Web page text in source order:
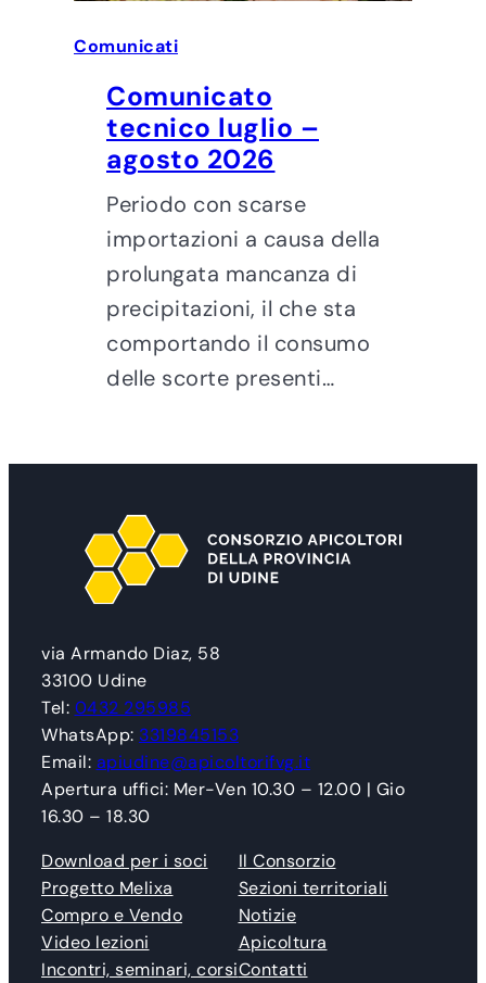
Comunicati
Comunicato
tecnico luglio –
agosto 2026
Periodo con scarse
importazioni a causa della
prolungata mancanza di
precipitazioni, il che sta
comportando il consumo
delle scorte presenti…
via Armando Diaz, 58
33100 Udine
Tel: 0432 295985
WhatsApp: 3319845153
Email: apiudine@apicoltorifvg.it
Apertura uffici: Mer-Ven 10.30 – 12.00 | Gio
16.30 – 18.30
Download per i soci
Progetto Melixa
Compro e Vendo
Video lezioni
Incontri, seminari, corsi
Il Consorzio
Sezioni territoriali
Notizie
Apicoltura
Contatti